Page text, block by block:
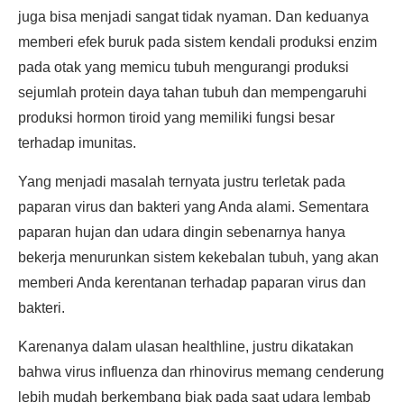
juga bisa menjadi sangat tidak nyaman. Dan keduanya
memberi efek buruk pada sistem kendali produksi enzim
pada otak yang memicu tubuh mengurangi produksi
sejumlah protein daya tahan tubuh dan mempengaruhi
produksi hormon tiroid yang memiliki fungsi besar
terhadap imunitas.
Yang menjadi masalah ternyata justru terletak pada
paparan virus dan bakteri yang Anda alami. Sementara
paparan hujan dan udara dingin sebenarnya hanya
bekerja menurunkan sistem kekebalan tubuh, yang akan
memberi Anda kerentanan terhadap paparan virus dan
bakteri.
Karenanya dalam ulasan healthline, justru dikatakan
bahwa virus influenza dan rhinovirus memang cenderung
lebih mudah berkembang biak pada saat udara lembab